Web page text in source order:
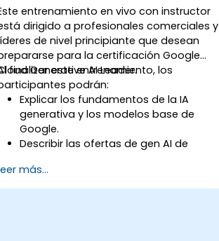
entrenamiento en vivo con instructor
dirigido a profesionales comerciales y
de nivel principiante que desean
para la certificación Google
Generative AI Leader.
finalizar este entrenamiento, los
podrán:
Explicar los fundamentos de la IA
generativa y los modelos base de
Google.
Describir las ofertas de gen AI de
agentes.
Aplicar ingeniería de prompts, anclaje
más...